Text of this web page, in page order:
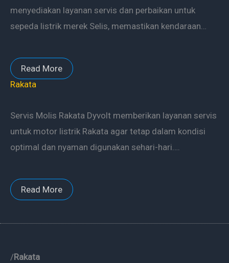
menyediakan layanan servis dan perbaikan untuk
sepeda listrik merek Selis, memastikan kendaraan…
Read More
Rakata
Servis Molis Rakata Dyvolt memberikan layanan servis
untuk motor listrik Rakata agar tetap dalam kondisi
optimal dan nyaman digunakan sehari-hari….
Read More
/Rakata